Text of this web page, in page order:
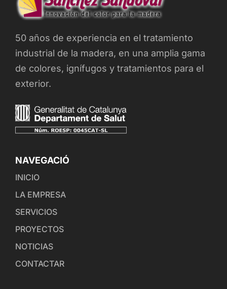
50 años de experiencia en el tratamiento
industrial de la madera, en una amplia gama
de colores, ignífugos y tratamientos para el
exterior.
NAVEGACIÓ
INICIO
LA EMPRESA
SERVICIOS
PROYECTOS
NOTICIAS
CONTACTAR